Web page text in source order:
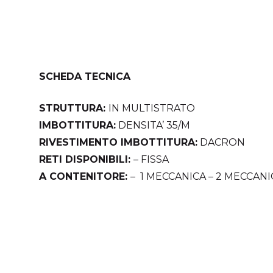
SCHEDA TECNICA
STRUTTURA:
IN MULTISTRATO
IMBOTTITURA: DENSITA’ 35/M
RIVESTIMENTO IMBOTTITURA: DACRON
RETI DISPONIBILI: – FISSA
A CONTENITORE: – 1 MECCANICA – 2